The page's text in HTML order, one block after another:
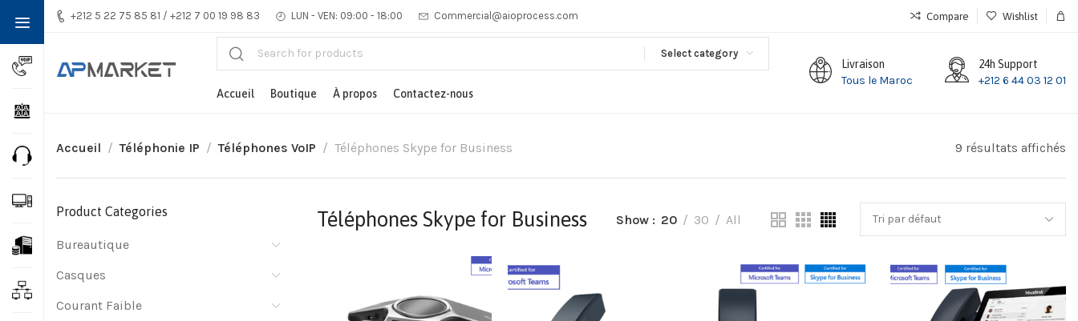
+212 5 22 75 85 81 / +212 7 00 19 98 83 LUN - VEN: 09:00 - 18:00 Commercial@aioprocess.com Compare Wishlist
Select category
Accueil Boutique À propos Contactez-nous
Livraison
Tous le Maroc
24h Support
+212 6 44 03 12 01
Accueil Téléphonie IP Téléphones VoIP Téléphones Skype for Business 9 résultats affichés
Product Categories
Bureautique
Casques
Courant Faible
Téléphones Skype for Business Show 20 30 All